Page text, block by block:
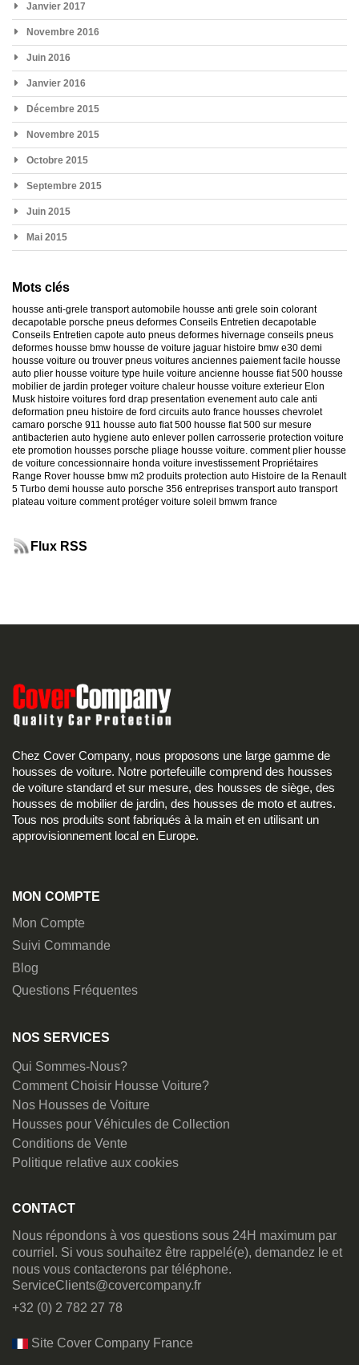
Janvier 2017
Novembre 2016
Juin 2016
Janvier 2016
Décembre 2015
Novembre 2015
Octobre 2015
Septembre 2015
Juin 2015
Mai 2015
Mots clés
housse anti-grele transport automobile housse anti grele soin colorant
decapotable porsche pneus deformes Conseils Entretien decapotable
Conseils Entretien capote auto pneus deformes hivernage conseils pneus
deformes housse bmw housse de voiture jaguar histoire bmw e30 demi
housse voiture ou trouver pneus voitures anciennes paiement facile housse
auto plier housse voiture type huile voiture ancienne housse fiat 500 housse
mobilier de jardin proteger voiture chaleur housse voiture exterieur Elon
Musk histoire voitures ford drap presentation evenement auto cale anti
deformation pneu histoire de ford circuits auto france housses chevrolet
camaro porsche 911 housse auto fiat 500 housse fiat 500 sur mesure
antibacterien auto hygiene auto enlever pollen carrosserie protection voiture
ete promotion housses porsche pliage housse voiture. comment plier housse
de voiture concessionnaire honda voiture investissement Propriétaires
Range Rover housse bmw m2 produits protection auto Histoire de la Renault
5 Turbo demi housse auto porsche 356 entreprises transport auto transport
plateau voiture comment protéger voiture soleil bmwm france
Flux RSS
Chez Cover Company, nous proposons une large gamme de
housses de voiture. Notre portefeuille comprend des housses
de voiture standard et sur mesure, des housses de siège, des
housses de mobilier de jardin, des housses de moto et autres.
Tous nos produits sont fabriqués à la main et en utilisant un
approvisionnement local en Europe.
MON COMPTE
Mon Compte
Suivi Commande
Blog
Questions Fréquentes
NOS SERVICES
Qui Sommes-Nous?
Comment Choisir Housse Voiture?
Nos Housses de Voiture
Housses pour Véhicules de Collection
Conditions de Vente
Politique relative aux cookies
CONTACT
Nous répondons à vos questions sous 24H maximum par
courriel. Si vous souhaitez être rappelé(e), demandez le et
nous vous contacterons par téléphone.
ServiceClients@covercompany.fr
+32 (0) 2 782 27 78
Site Cover Company France